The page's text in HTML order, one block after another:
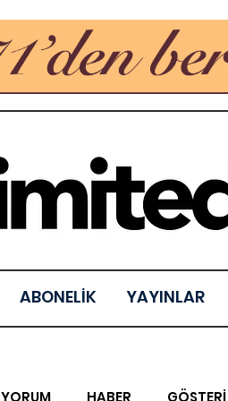
ABONELİK YAYINLAR
YORUM HABER